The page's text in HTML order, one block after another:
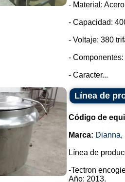
- Material:
- Capacidad:
- Voltaje: 380
-
- Caracter...
Línea de
Código de
Marca: Dianna,
Línea de
-Tectron
Año: 2013.